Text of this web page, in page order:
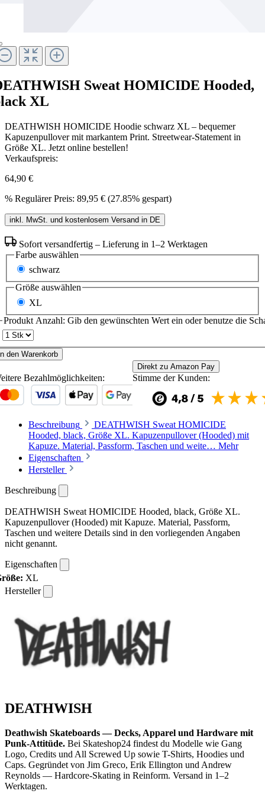
Sweat HOMICIDE Hooded,
XL
DEATHWISH HOMICIDE Hoodie schwarz XL – bequemer
Kapuzenpullover mit markantem Print. Streetwear-Statement in
Größe XL. Jetzt online bestellen!
Verkaufspreis:
64,90 €
% Regulärer Preis: 89,95 € (27.85% gespart)
inkl. MwSt. und kostenlosem Versand in DE
Sofort versandfertig – Lieferung in 1–2 Werktagen
Farbe auswählen
schwarz
Größe auswählen
XL
Produkt Anzahl: Gib den gewünschten Wert ein oder benutze die
den Warenkorb
Direkt zu Amazon Pay
Bezahlmöglichkeiten: Stimme der Kunden:
Beschreibung
DEATHWISH Sweat HOMICIDE
Hooded, black, Größe XL. Kapuzenpullover (Hooded) mit
Kapuze. Material, Passform, Taschen und weite… Mehr
Eigenschaften
Hersteller
Beschreibung
DEATHWISH Sweat HOMICIDE Hooded, black, Größe XL.
Kapuzenpullover (Hooded) mit Kapuze. Material, Passform,
Taschen und weitere Details sind in den vorliegenden Angaben
nicht genannt.
Eigenschaften
XL
Hersteller
DEATHWISH
Deathwish Skateboards — Decks, Apparel und Hardware mit
Punk-Attitüde. Bei Skateshop24 findest du Modelle wie Gang
Logo, Credits und All Screwed Up sowie T-Shirts, Hoodies und
Caps. Gegründet von Jim Greco, Erik Ellington und Andrew
Reynolds — Hardcore-Skating in Reinform. Versand in 1–2
Werktagen.